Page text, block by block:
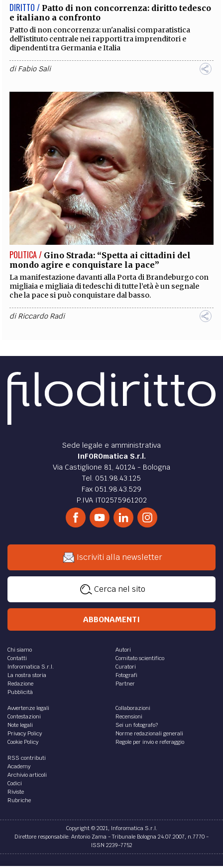
DIRITTO / Patto di non concorrenza: diritto tedesco
e italiano a confronto
Patto di non concorrenza: un'analisi comparatistica
dell'istituto centrale nei rapporti tra imprenditori e
dipendenti tra Germania e Italia
diFabio Sali
POLITICA / Gino Strada: “Spetta ai cittadini del
mondo agire e conquistare la pace”
La manifestazione davanti alla Porta di Brandeburgo con
migliaia e migliaia di tedeschi di tutte l’età è un segnale
che la pace si può conquistare dal basso.
diRiccardo Radi
della crisi ucraina
La Germania è tra le maggiori responsabili della
penetrazione della Russia nei territori ucraini. E' quanto
sostiene un articolo di politico.com.
Luca Martini
mercato unico in Europa!
Nuove prospettive di crescita economica grazie al
regolamento ECSP: spunti di riflessione sul nuovo
mercato europeo del crowdinvesting.
Polonia-Germania, la Lettera che favorì
Si apre una mostra a Roma a ricordo dell’importanza della
lettera scritta dai vescovi polacchi a quelli tedeschi per la
riconciliazione delle due nazioni.
La Nuova Bussola Quotidiana
L’Europa teme le “armi di migrazione
sanzioni a chi gestisce i flussi di immigrati illegali diretti
ad attraversare i confini della Ue.
diANALISIDIFESA
STORIA / Ferdinand von Schill: capitano degli
insorgenti prussiani
Il condottiero dei corpi franchi che, contro gli ordini dei
superiori, nel 1809 scese in campo contro l’invasore
napoleonico nella Germania settentrionale.
diOscar Sanguinetti
ATTUALITÀ /
ferro (ISPI)
La crisi climatica e i cambiamenti per il Covid-19, hanno
convinto il governo tedesco ad accelerare la transizione
verso una mobilità sostenibile.
diRedazione ISPI